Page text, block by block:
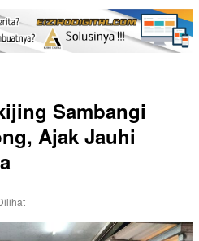
Sambangi
Ajak Jauhi